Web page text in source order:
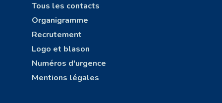
Tous les contacts
Organigramme
Recrutement
Logo et blason
Numéros d'urgence
Mentions légales